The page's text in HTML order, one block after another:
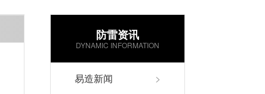
雷电记录仪 智能防雷系统
防雷资讯
DYNAMIC INFORMATION
易造新闻 >